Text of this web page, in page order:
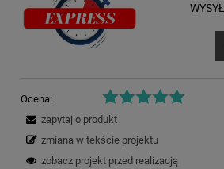
Ocena:
zapytaj o produkt
zmiana w tekście projektu
zobacz projekt przed realizacją